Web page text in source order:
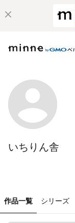
いちりん舎
作品一覧 シリーズ